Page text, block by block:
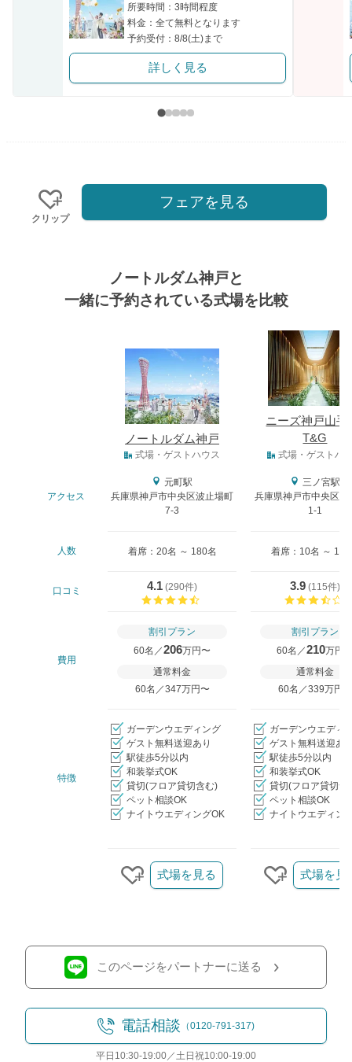
所要時間：3時間程度
料金：全て無料となります
予約受付：8/8(土)まで
詳しく見る
クリップ
フェアを見る
ノートルダム神戸と
一緒に予約されている式場を比較
ノートルダム神戸
ニーズ神戸山手
T&G
式場・ゲストハウス 式場・ゲストハ
アクセス
元町駅
兵庫県神戸市中央区波止場町
7-3
三ノ宮駅
兵庫県神戸市中央区布
1-1
人数 着席：20名 ～ 180名 着席：10名 ～ 114
口コミ 4.1 (290件)
3.9 (115件)
費用
割引プラン
60名／206万円〜
通常料金
60名／347万円〜
割引プラン
60名／210万円
通常料金
60名／339万円〜
特徴
ガーデンウエディング
ゲスト無料送迎あり
駅徒歩5分以内
和装挙式OK
貸切(フロア貸切含む)
ペット相談OK
ナイトウエディングOK
ガーデンウエディ
ゲスト無料送迎あ
駅徒歩5分以内
和装挙式OK
貸切(フロア貸切含
ペット相談OK
ナイトウエディン
クリップする
式場を見る
クリップす
式場を見
このページをパートナーに送る
電話相談 （0120-791-317)
平日10:30-19:00／土日祝10:00-19:00